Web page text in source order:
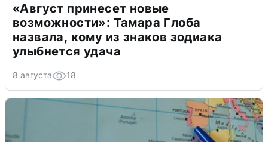
«Август принесет новые
возможности»: Тамара Глоба
назвала, кому из знаков зодиака
улыбнется удача
8 августа 18